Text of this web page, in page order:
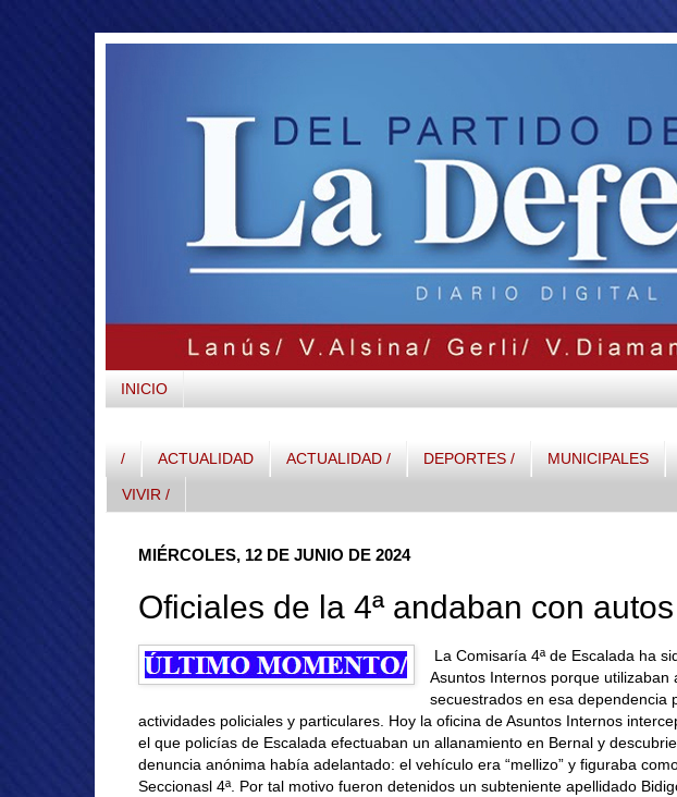
INICIO
/ ACTUALIDAD ACTUALIDAD / DEPORTES / MUNICIPALES
VIVIR /
MIÉRCOLES, 12 DE JUNIO DE 2024
Oficiales de la 4ª andaban con
La Comisaría 4ª de Escalada ha
Asuntos Internos porque utilizaban
secuestrados en esa dependencia
actividades policiales y particulares. Hoy la oficina de Asuntos Internos
el que policías de Escalada efectuaban un allanamiento en Bernal y
denuncia anónima había adelantado: el vehículo era “mellizo” y figuraba
Seccionasl 4ª. Por tal motivo fueron detenidos un subteniente apellidado